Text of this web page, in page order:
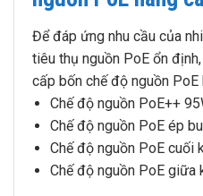
Để đáp ứng nhu cầu của
tiêu thụ nguồn PoE ổn
cấp bốn chế độ nguồn PoE
Chế độ nguồn PoE++
Chế độ nguồn PoE ép
Chế độ nguồn PoE cuối
Chế độ nguồn PoE giữa